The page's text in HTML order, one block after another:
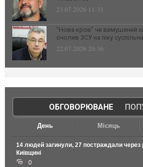
23.07.2026 11:31
“Нова кров” чи вимушений
очолив ЗСУ на піку
22.07.2026 20:36
ОБГОВОРЮВАНЕ|
День Місяць
14 людей загинули, 27 постраждали через
Київщині
0